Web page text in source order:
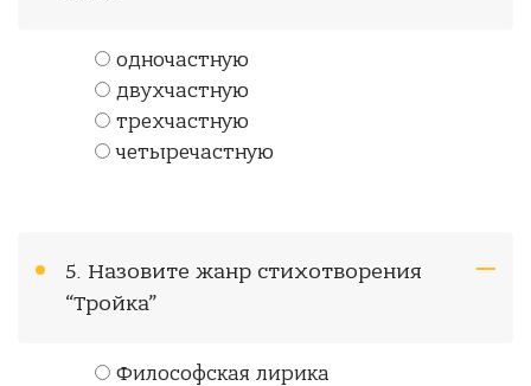
одночастную
двухчастную
трехчастную
четыречастную
5. Назовите жанр стихотворения
“Тройка”
Философская лирика